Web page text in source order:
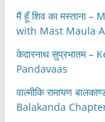
मैं हूँ शिव का मस्ताना
with Mast Maula
केदारनाथ सुप्रभातम
Pandavaas
वाल्मीकि रामायण
Balakanda